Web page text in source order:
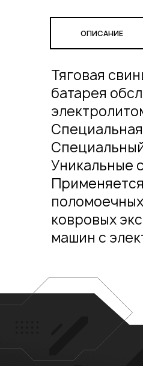
ОПИСАНИЕ
Тяговая
батарея
Уникальные
ковровых
машин с